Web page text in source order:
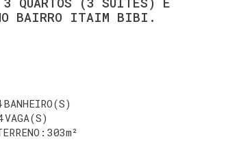
NO BAIRRO ITAIM BIBI.
BANHEIRO(S)
VAGA(S)
303m²